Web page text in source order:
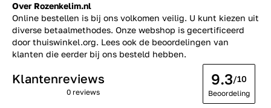
Over Rozenkelim.nl
Online bestellen is bij ons volkomen veilig. U kunt kiezen uit
diverse betaalmethodes. Onze webshop is gecertificeerd
door thuiswinkel.org. Lees ook de beoordelingen van
klanten die eerder bij ons besteld hebben.
Klantenreviews
0 reviews
9.3/10
Beoordeling